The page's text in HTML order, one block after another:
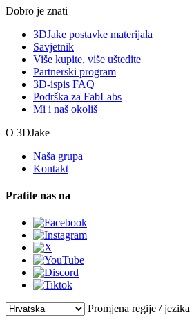
Dobro je znati
3DJake postavke materijala
Savjetnik
Više kupite, više uštedite
Partnerski program
3D-ispis FAQ
Podrška za FabLabs
Mi i naš okoliš
O 3DJake
Naša grupa
Kontakt
Pratite nas na
Promjena regije / jezika